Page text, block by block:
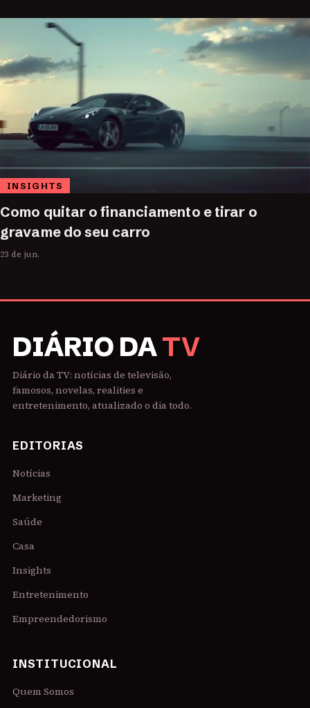
INSIGHTS
Como quitar o financiamento e tirar o
gravame do seu carro
23 de jun.
DIÁRIO DATV
Diário da TV: notícias de televisão,
famosos, novelas, realities e
entretenimento, atualizado o dia todo.
EDITORIAS
Notícias
Marketing
Saúde
Casa
Insights
Entretenimento
Empreendedorismo
INSTITUCIONAL
Quem Somos